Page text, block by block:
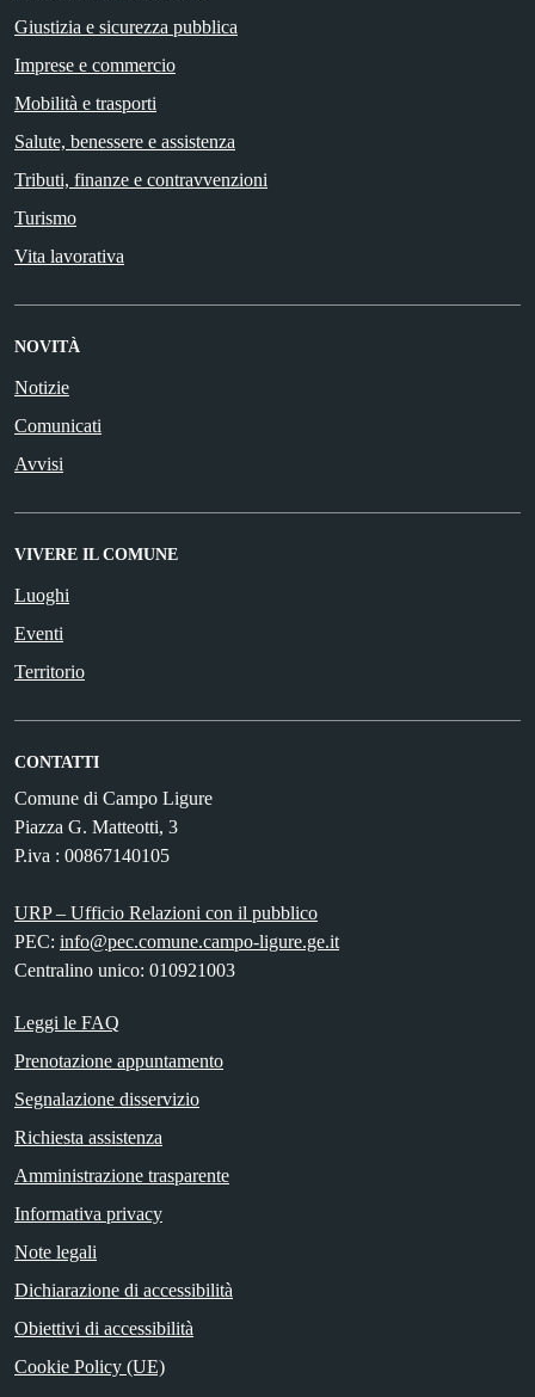
Giustizia e sicurezza pubblica
Imprese e commercio
Mobilità e trasporti
Salute, benessere e assistenza
Tributi, finanze e contravvenzioni
Turismo
Vita lavorativa
NOVITÀ
Notizie
Comunicati
Avvisi
VIVERE IL COMUNE
Luoghi
Eventi
Territorio
CONTATTI
Comune di Campo Ligure
Piazza G. Matteotti, 3
P.iva : 00867140105
URP – Ufficio Relazioni con il pubblico
PEC: info@pec.comune.campo-ligure.ge.it
Centralino unico: 010921003
Leggi le FAQ
Prenotazione appuntamento
Segnalazione disservizio
Richiesta assistenza
Amministrazione trasparente
Informativa privacy
Note legali
Dichiarazione di accessibilità
Obiettivi di accessibilità
Cookie Policy (UE)